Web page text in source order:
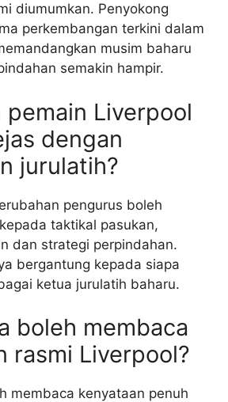
diumumkan. Penyokong
perkembangan terkini dalam
musim baharu
semakin hampir.
pemain Liverpool
dengan
jurulatih?
pengurus boleh
taktikal pasukan,
dan strategi perpindahan.
bergantung kepada siapa
ketua jurulatih baharu.
boleh membaca
rasmi Liverpool?
membaca kenyataan penuh